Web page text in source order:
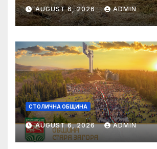
AUGUST 6, 2026 ADMIN
СТОЛИЧНА ОБЩИНА
AUGUST 6, 2026 ADMIN